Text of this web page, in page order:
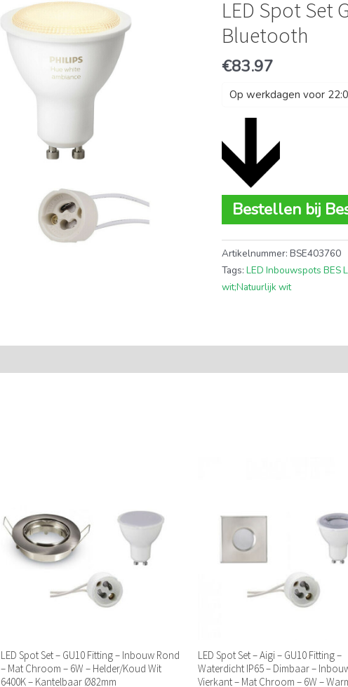
LED Spot Set
Bluetooth
€83.97
Op werkdagen voor
Bestellen bij
Artikelnummer:BSE403760
Tags:LED Inbouwspots BES
wit;Natuurlijk wit
LED Spot Set – GU10 Fitting – Inbouw Rond
– Mat Chroom – 6W – Helder/Koud Wit
6400K – Kantelbaar Ø82mm
LED Spot Set – Aigi – GU10 Fitting –
Waterdicht IP65 – Dimbaar –
Vierkant – Mat Chroom – 6W –